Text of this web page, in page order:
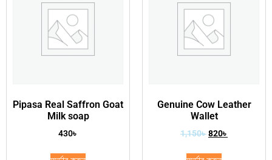
Pipasa Real Saffron Goat
Milk soap
430৳
Genuine Cow Leather
Wallet
1,150৳820৳